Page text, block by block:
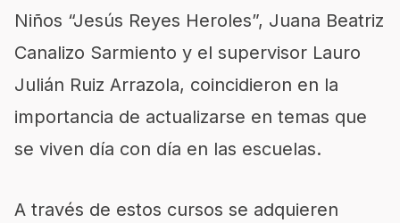
Niños “Jesús Reyes Heroles”, Juana Beatriz
Canalizo Sarmiento y el supervisor Lauro
Julián Ruiz Arrazola, coincidieron en la
importancia de actualizarse en temas que
se viven día con día en las escuelas.
A través de estos cursos se adquieren